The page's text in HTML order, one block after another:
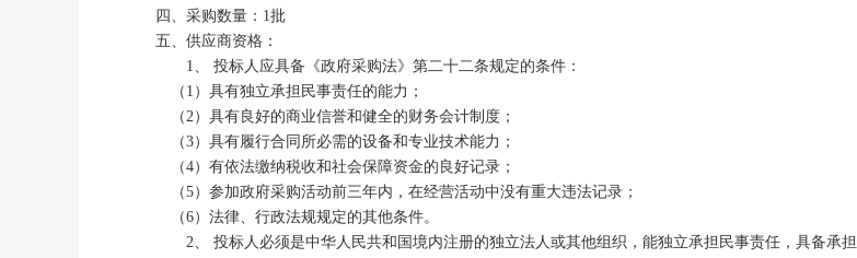
四、采购数量： 1批
五、供应商资格：
1、 投标人应具备《政府采购法》第二十二条规定的条件：
（ 1） 具有独立承担民事责任的能力；
（2）具有良好的商业信誉和健全的财务会计制度；
（3）具有履行合同所必需的设备和专业技术能力；
（4）有依法缴纳税收和社会保障资金的良好记录；
（5）参加政府采购活动前三年内，在经营活动中没有重大违法记录；
（6）法律、行政法规规定的其他条件。
2、 投标人必须是中华人民共和国境内注册的独立法人或其他组织，能独立承担民事责任，具备承